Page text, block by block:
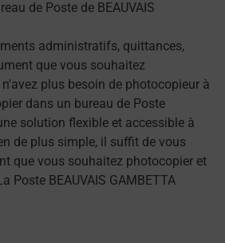
de Poste de BEAUVAIS
administratifs, quittances,
que vous souhaitez
plus besoin de photocopieur à
dans un bureau de Poste
solution flexible et accessible à
de plus simple, il suffit de vous
que vous souhaitez photocopier et
Poste BEAUVAIS GAMBETTA